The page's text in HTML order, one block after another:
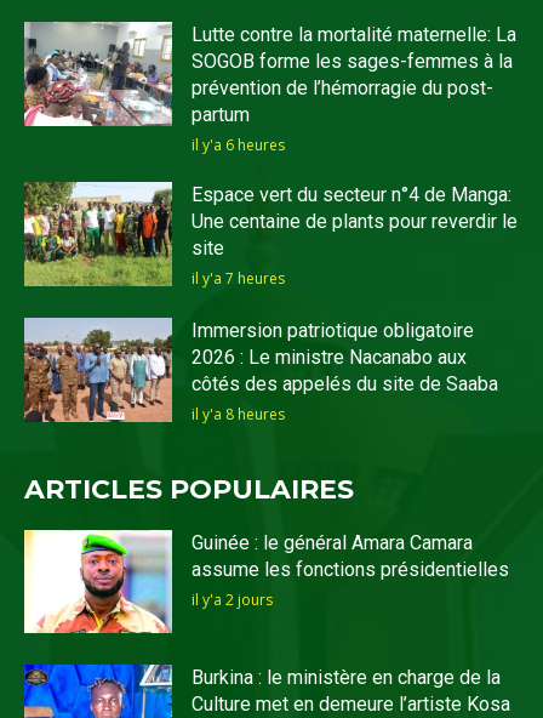
Lutte contre la mortalité maternelle: La
SOGOB forme les sages-femmes à la
prévention de l’hémorragie du post-
partum
il y'a 6 heures
Espace vert du secteur n°4 de Manga:
Une centaine de plants pour reverdir le
site
il y'a 7 heures
Immersion patriotique obligatoire
2026 : Le ministre Nacanabo aux
côtés des appelés du site de Saaba
il y'a 8 heures
ARTICLES POPULAIRES
Guinée : le général Amara Camara
assume les fonctions présidentielles
il y'a 2 jours
Burkina : le ministère en charge de la
Culture met en demeure l’artiste Kosa